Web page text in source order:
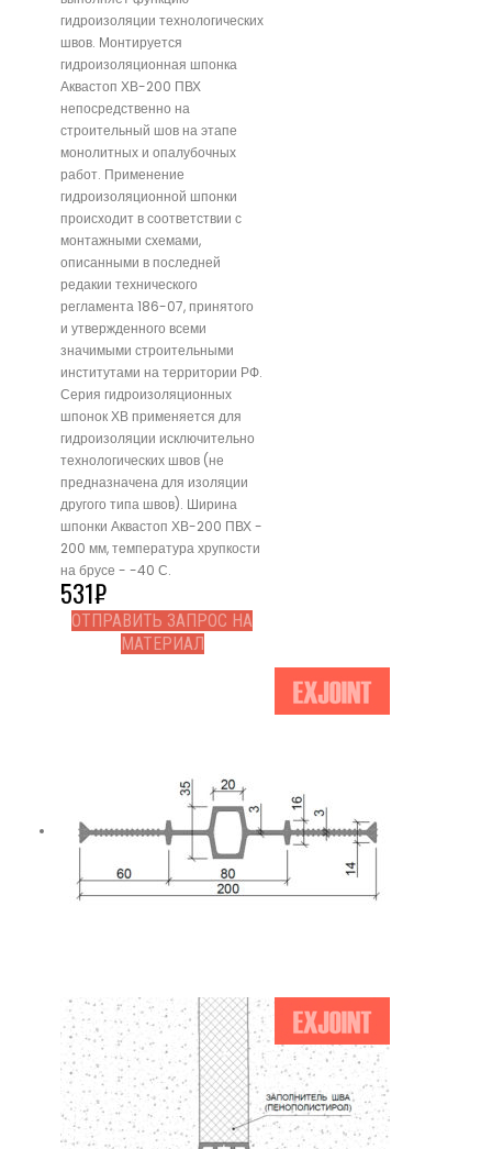
гидроизоляции технологических
швов. Монтируется
гидроизоляционная шпонка
Аквастоп ХВ-200 ПВХ
непосредственно на
строительный шов на этапе
монолитных и опалубочных
работ. Применение
гидроизоляционной шпонки
происходит в соответствии с
монтажными схемами,
описанными в последней
редакии технического
регламента 186-07, принятого
и утвержденного всеми
значимыми строительными
институтами на территории РФ.
Серия гидроизоляционных
шпонок ХВ применяется для
гидроизоляции исключительно
технологических швов (не
предназначена для изоляции
другого типа швов). Ширина
шпонки Аквастоп ХВ-200 ПВХ -
200 мм, температура хрупкости
на брусе - -40 С.
531₽
ОТПРАВИТЬ ЗАПРОС НА
МАТЕРИАЛ